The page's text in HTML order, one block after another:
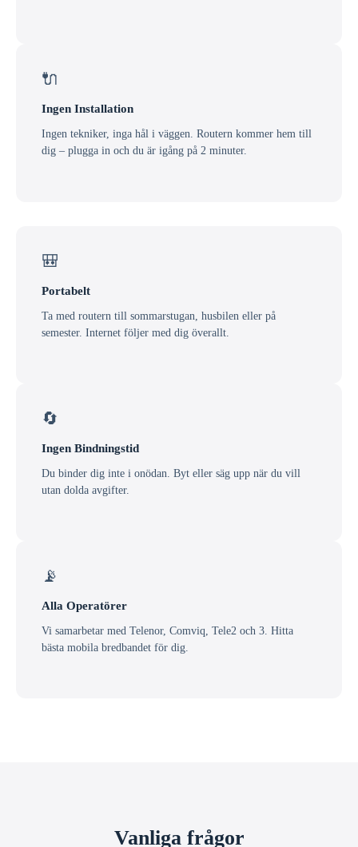
🔌
Ingen Installation
Ingen tekniker, inga hål i väggen. Routern kommer hem till
dig – plugga in och du är igång på 2 minuter.
🎒
Portabelt
Ta med routern till sommarstugan, husbilen eller på
semester. Internet följer med dig överallt.
🔄
Ingen Bindningstid
Du binder dig inte i onödan. Byt eller säg upp när du vill
utan dolda avgifter.
📡
Alla Operatörer
Vi samarbetar med Telenor, Comviq, Tele2 och 3. Hitta
bästa mobila bredbandet för dig.
Vanliga frågor